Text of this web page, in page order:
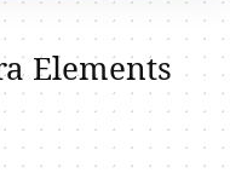
Elements